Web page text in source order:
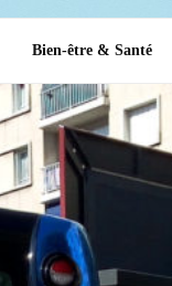
Bien-être & Santé